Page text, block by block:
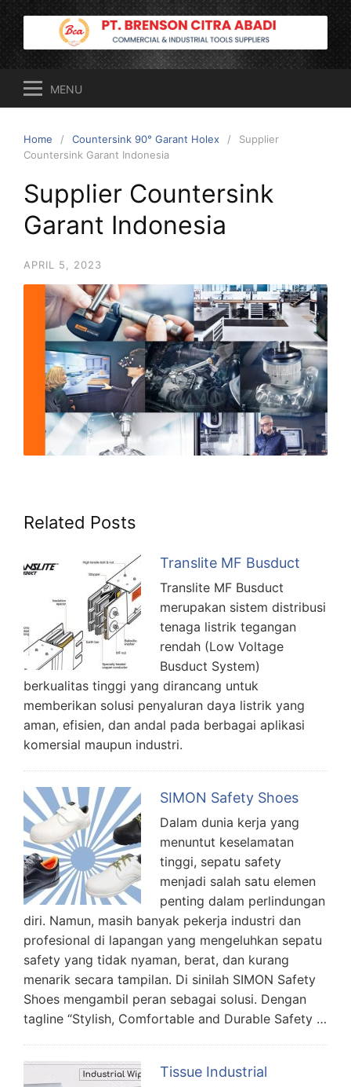
to
content
MENU
Home Countersink 90° Garant Holex
Supplier
Countersink Garant Indonesia
Supplier Countersink
Garant Indonesia
APRIL 5, 2023
Related Posts
Translite MF Busduct
Translite MF Busduct
merupakan sistem distribusi
tenaga listrik tegangan
rendah (Low Voltage
Busduct System)
berkualitas tinggi yang dirancang untuk
memberikan solusi penyaluran daya listrik yang
aman, efisien, dan andal pada berbagai aplikasi
komersial maupun industri.
SIMON Safety Shoes
Dalam dunia kerja yang
menuntut keselamatan
tinggi, sepatu safety
menjadi salah satu elemen
penting dalam perlindungan
diri. Namun, masih banyak pekerja industri dan
profesional di lapangan yang mengeluhkan sepatu
safety yang tidak nyaman, berat, dan kurang
menarik secara tampilan. Di sinilah SIMON Safety
Shoes mengambil peran sebagai solusi. Dengan
tagline “Stylish, Comfortable and Durable Safety …
Tissue Industrial